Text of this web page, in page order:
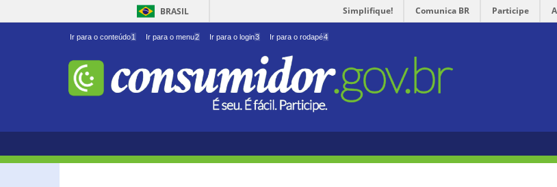
BRASIL Simplifique! Comunica BR Participe
Ir para o conteúdo1 Ir para o menu2 Ir para o login3 Ir para o rodapé4